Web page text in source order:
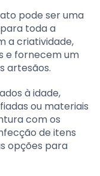
pode ser uma
toda a
a criatividade,
e fornecem um
artesãos.
à idade,
ou materiais
com os
de itens
opções para